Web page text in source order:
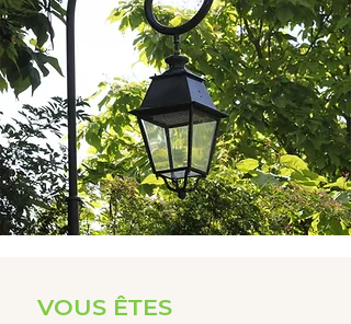
VOUS ÊTES